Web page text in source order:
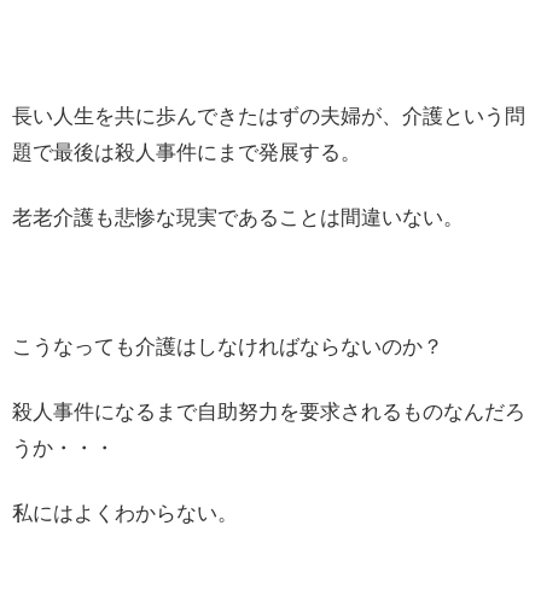
長い人生を共に歩んできたはずの夫婦が、介護という問
題で最後は殺人事件にまで発展する。
老老介護も悲惨な現実であることは間違いない。
こうなっても介護はしなければならないのか？
殺人事件になるまで自助努力を要求されるものなんだろ
うか・・・
私にはよくわからない。